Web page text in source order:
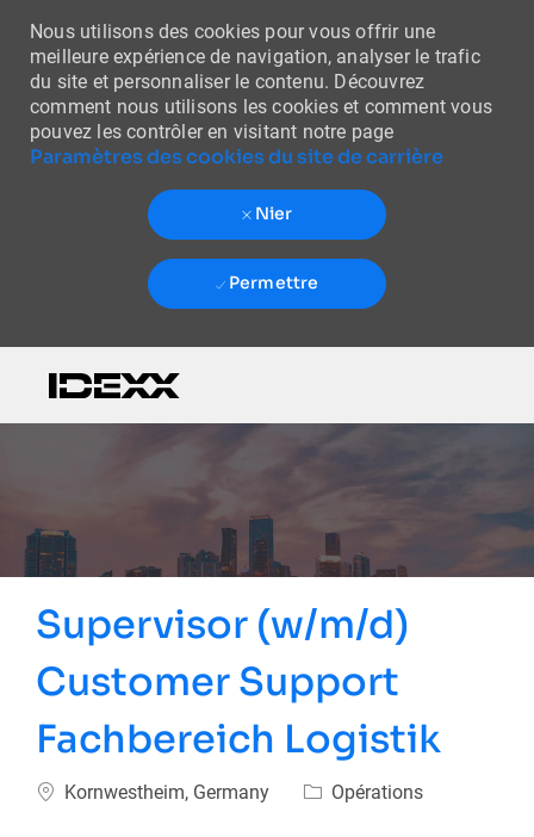
Nous utilisons des cookies pour vous offrir une
meilleure expérience de navigation, analyser le trafic
du site et personnaliser le contenu. Découvrez
comment nous utilisons les cookies et comment vous
pouvez les contrôler en visitant notre page
Paramètres des cookies du site de carrière
Nier
Permettre
Supervisor (w/m/d)
Customer Support
Fachbereich Logistik
Emplacement
Kornwestheim, Germany Catégorie
Opérations